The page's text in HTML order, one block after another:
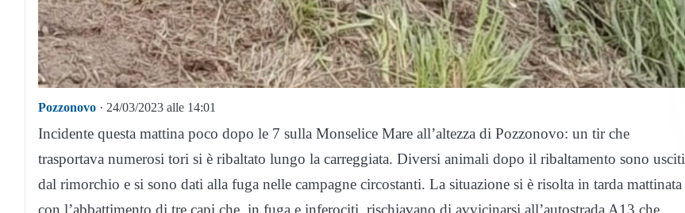
Pozzonovo · 24/03/2023 alle 14:01
Incidente questa mattina poco dopo le 7 sulla Monselice Mare all’altezza di Pozzonovo: un tir che
trasportava numerosi tori si è ribaltato lungo la carreggiata. Diversi animali dopo il ribaltamento sono usciti
dal rimorchio e si sono dati alla fuga nelle campagne circostanti. La situazione si è risolta in tarda mattinata
con l’abbattimento di tre capi che, in fuga e inferociti, rischiavano di avvicinarsi all’autostrada A13 che